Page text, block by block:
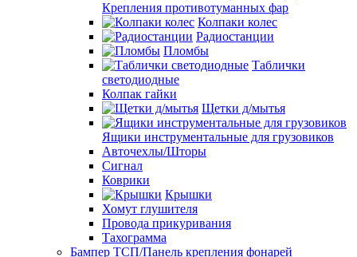
Крепления противотуманных фар
Колпаки колес
Радиостанции
Пломбы
Таблички
светодиодные
Колпак гайки
Щетки д/мытья
Ящики инструментальные для грузовиков
Авточехлы/Шторы
Сигнал
Коврики
Крышки
Хомут глушителя
Провода прикуривания
Тахограмма
Бампер ТСП/Панель крепления фонарей